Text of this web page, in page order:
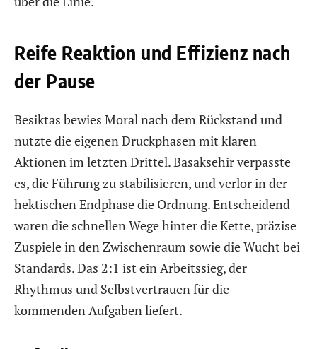
Reife Reaktion und Effizienz nach
der Pause
Besiktas bewies Moral nach dem Rückstand und
nutzte die eigenen Druckphasen mit klaren
Aktionen im letzten Drittel. Basaksehir verpasste
es, die Führung zu stabilisieren, und verlor in der
hektischen Endphase die Ordnung. Entscheidend
waren die schnellen Wege hinter die Kette, präzise
Zuspiele in den Zwischenraum sowie die Wucht bei
Standards. Das 2:1 ist ein Arbeitssieg, der
Rhythmus und Selbstvertrauen für die
kommenden Aufgaben liefert.